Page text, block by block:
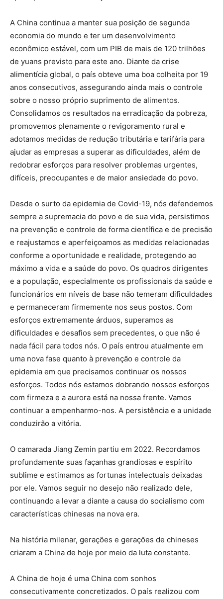
A China continua a manter sua posição de segunda
economia do mundo e ter um desenvolvimento
econômico estável, com um PIB de mais de 120 trilhões
de yuans previsto para este ano. Diante da crise
alimentícia global, o país obteve uma boa colheita por 19
anos consecutivos, assegurando ainda mais o controle
sobre o nosso próprio suprimento de alimentos.
Consolidamos os resultados na erradicação da pobreza,
promovemos plenamente o revigoramento rural e
adotamos medidas de redução tributária e tarifária para
ajudar as empresas a superar as dificuldades, além de
redobrar esforços para resolver problemas urgentes,
difíceis, preocupantes e de maior ansiedade do povo.
Desde o surto da epidemia de Covid-19, nós defendemos
sempre a supremacia do povo e de sua vida, persistimos
na prevenção e controle de forma científica e de precisão
e reajustamos e aperfeiçoamos as medidas relacionadas
conforme a oportunidade e realidade, protegendo ao
máximo a vida e a saúde do povo. Os quadros dirigentes
e a população, especialmente os profissionais da saúde e
funcionários em níveis de base não temeram dificuldades
e permaneceram firmemente nos seus postos. Com
esforços extremamente árduos, superamos as
dificuldades e desafios sem precedentes, o que não é
nada fácil para todos nós. O país entrou atualmente em
uma nova fase quanto à prevenção e controle da
epidemia em que precisamos continuar os nossos
esforços. Todos nós estamos dobrando nossos esforços
com firmeza e a aurora está na nossa frente. Vamos
continuar a empenharmo-nos. A persistência e a unidade
conduzirão a vitória.
O camarada Jiang Zemin partiu em 2022. Recordamos
profundamente suas façanhas grandiosas e espírito
sublime e estimamos as fortunas intelectuais deixadas
por ele. Vamos seguir no desejo não realizado dele,
continuando a levar a diante a causa do socialismo com
características chinesas na nova era.
Na história milenar, gerações e gerações de chineses
criaram a China de hoje por meio da luta constante.
A China de hoje é uma China com sonhos
consecutivamente concretizados. O país realizou com